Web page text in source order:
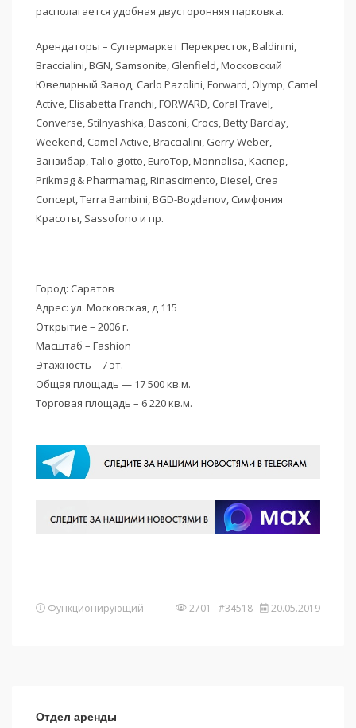
располагается удобная двусторонняя парковка.
Арендаторы – Супермаркет Перекресток, Baldinini,
Braccialini, BGN, Samsonite, Glenfield, Московский
Ювелирный Завод, Carlo Pazolini, Forward, Olymp, Camel
Active, Elisabetta Franchi, FORWARD, Coral Travel,
Converse, Stilnyashka, Basconi, Crocs, Betty Barclay,
Weekend, Camel Active, Braccialini, Gerry Weber,
Занзибар, Talio giotto, EuroTop, Monnalisa, Каспер,
Prikmag & Pharmamag, Rinascimento, Diesel, Crea
Concept, Terra Bambini, BGD-Bogdanov, Симфония
Красоты, Sassofono и пр.
Город: Саратов
Адрес: ул. Московская, д 115
Открытие – 2006 г.
Масштаб – Fashion
Этажность – 7 эт.
Общая площадь — 17 500 кв.м.
Торговая площадь – 6 220 кв.м.
Функционирующий 2701 #34518 20.05.2019
Отдел аренды